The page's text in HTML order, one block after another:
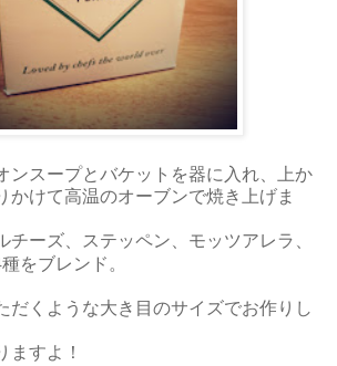
ンスープとバケットを器に入れ、上か
かけて高温のオーブンで焼き上げま
チーズ、ステッペン、モッツアレラ、
種をブレンド。
だくような大き目のサイズでお作りし
ますよ！